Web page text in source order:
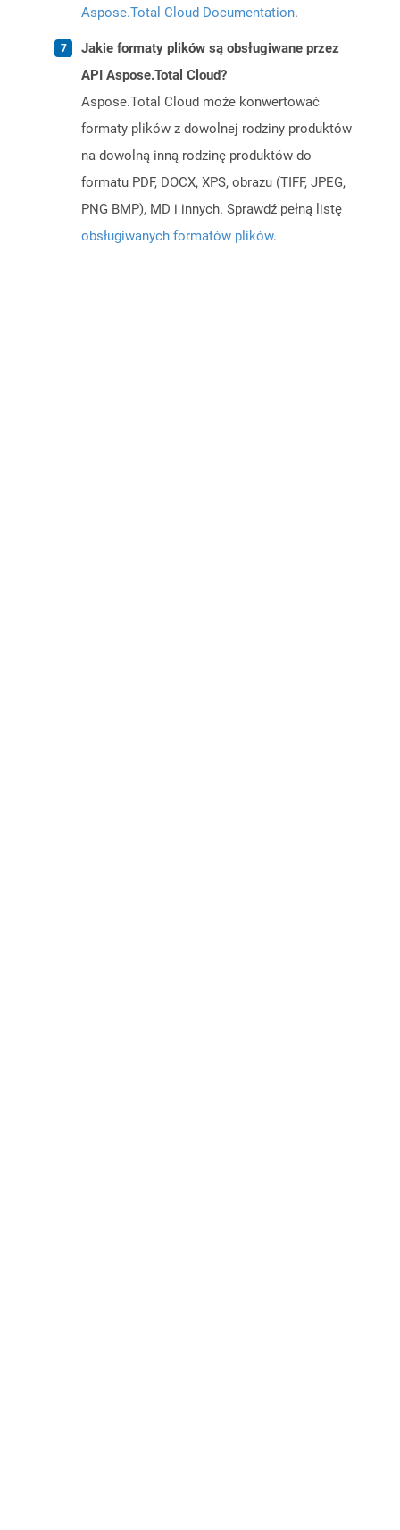
Aspose.Total Cloud Documentation.
Jakie formaty plików są obsługiwane przez
API Aspose.Total Cloud?
Aspose.Total Cloud może konwertować
formaty plików z dowolnej rodziny produktów
na dowolną inną rodzinę produktów do
formatu PDF, DOCX, XPS, obrazu (TIFF, JPEG,
PNG BMP), MD i innych. Sprawdź pełną listę
obsługiwanych formatów plików.